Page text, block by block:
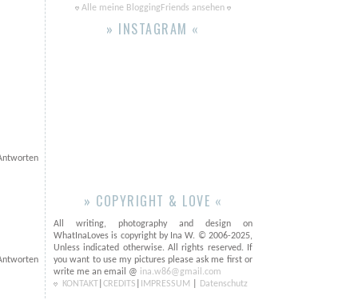
Alle meine BloggingFriends ansehen
» INSTAGRAM «
» COPYRIGHT & LOVE «
All writing, photography and design on
WhatInaLoves is copyright by Ina W. © 2006-2025,
Unless indicated otherwise. All rights reserved. If
you want to use my pictures please ask me first or
write me an email @ ina.w86@gmail.com
KONTAKT CREDITS IMPRESSUM Datenschutz